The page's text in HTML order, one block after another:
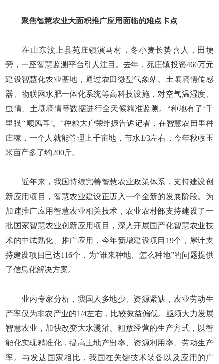
聚焦智慧农业大面积推广应用面临的难点卡点
在山东汶上县苑庄镇演马村，冬小麦长势喜人，田埂
旁，一座智慧监测平台引人注目。去年，苑庄镇投资460万元
建设智慧化农业基地，通过农田微型气象站、土壤墒情传感
器、物联网水肥一体化系统等高科技设施，对空气温湿度、
虫情、土壤墒情等数据进行全天候精准监测。“种地有了‘千
里眼’‘顺风耳’。”种粮大户荣维振告诉记者，在智慧农田里种
庄稼，一个人就能管理上千亩地，节水1/3左右，今年秋收玉
米亩产多了约200斤。
近年来，我国持续完善智慧农业政策体系，支持建设创
新应用项目，智慧农业建设正迈入一个全新的发展阶段。为
加速推广应用智慧农业相关技术，农业农村部支持建设了一
批国家智慧农业创新应用项目，深入开展国产化智慧农业技
术的中试熟化、推广应用，今年新增建设项目19个，累计支
持建设项目已达116个，为“谁来种地、怎么种地”的问题提供
了信息化解决方案。
业内专家分析，我国人多地少、资源紧缺，农业劳动生
产率仅为非农产业的1/4左右，比较效益偏低。亟须大力发展
智慧农业，加快改变大水漫灌、粗放经营的生产方式，以智
能化实现精准化，提高土地产出率、资源利用率、劳动生产
率。与发达国家相比，我国在关键技术装备以及应用的广